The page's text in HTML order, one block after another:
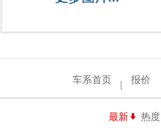
车系首页 | 报价
最新  热度